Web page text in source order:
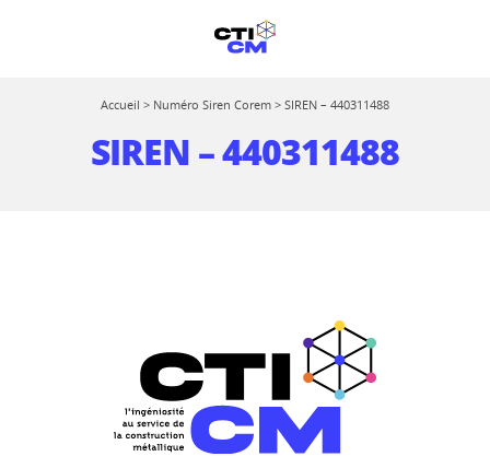
Accueil > Numéro Siren Corem > SIREN – 440311488
SIREN – 440311488